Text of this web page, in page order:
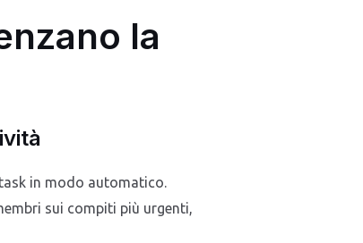
la
in modo automatico.
sui compiti più urgenti,